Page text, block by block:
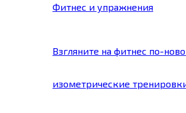
Фитнес и упражнения
Взгляните на фитнес по-
изометрические